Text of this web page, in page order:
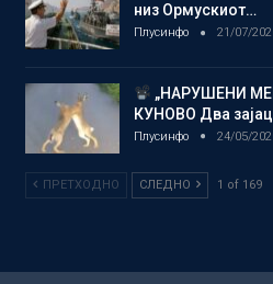
низ Ормускиот…
Плусинфо 21/07/
„НАРУШЕНИ
КУНОВО Два
Плусинфо 24/05/
ПРЕТХОДНО СЛЕДНО 1 of 169